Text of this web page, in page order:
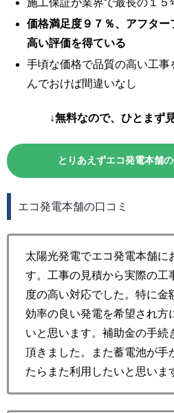
価格満足度９７％、アフター
高い評価を得ている
手頃な価格で品質の高い工
んでおけば間違いなし
↓無料なので、ひとまず
とりあえずエコ発電本舗
エコ発電本舗の口コミ
太陽光発電でエコ発電本舗に
す。工事の見積から実際の工
度の高い対応でした。特に金
効率の良い発電を希望され方
いと思います。補助金の手続
頂きました。また蓄電池が手
たらまた利用したいと思いま